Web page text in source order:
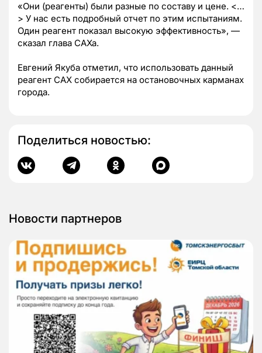
«Они (реагенты) были разные по составу и цене. <…
> У нас есть подробный отчет по этим испытаниям.
Один реагент показал высокую эффективность», —
сказал глава САХа.
Евгений Якуба отметил, что использовать данный
реагент САХ собирается на остановочных карманах
города.
Поделиться новостью:
Новости партнеров